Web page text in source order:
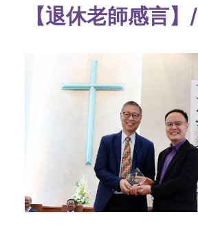
【退休老師感言】/